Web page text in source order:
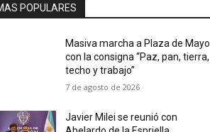
POPULARES
Masiva marcha a Plaza de Mayo
con la consigna “Paz, pan, tierra,
techo y trabajo”
7 de agosto de 2026
Javier Milei se reunió con